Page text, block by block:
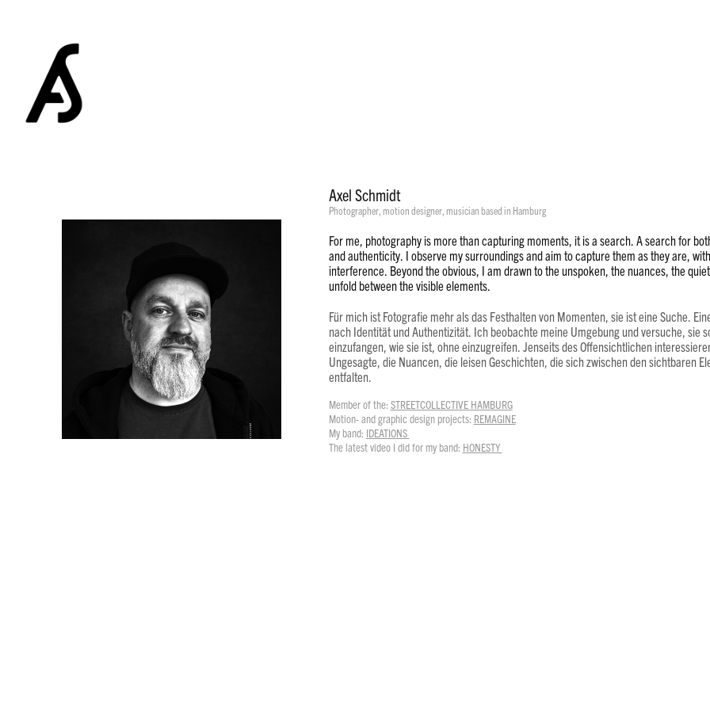
Axel Schmidt
Photographer, motion designer,musicianbased in Hamburg
For me, photography is more than capturing moments, it is a search. A search for
and authenticity. I observe my surroundings and aim to capture them as they are,
interference. Beyond the obvious, I am drawn to the unspoken, the nuances, the
unfold between the visible elements.
Für mich ist Fotografie mehr als das Festhalten von Momenten, sie ist eine Suche.
nach Identität und Authentizität. Ich beobachte meine Umgebung und versuche, sie
einzufangen, wie sie ist, ohne einzugreifen. Jenseits des Offensichtlichen
Ungesagte, die Nuancen, die leisen Geschichten, die sich zwischen den sichtbaren
entfalten.
Member of the: STREETCOLLECTIVE HAMBURG
Motion- and graphic design projects: REMAGINE
My band: IDEATIONS
The latest video I did for my band: HONESTY